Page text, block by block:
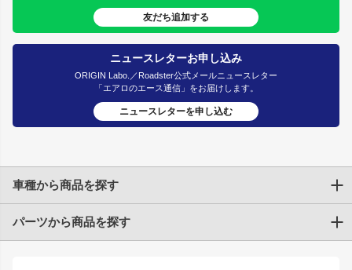
友だち追加する
ニュースレターお申し込み
ORIGIN Labo.／Roadster公式メールニュースレター
「エアロのエース通信」をお届けします。
ニュースレターを申し込む
車種から商品を探す
トヨタ
パーツから商品を探す